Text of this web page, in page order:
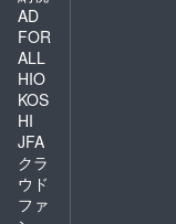
AD
FOR
ALL
HIO
KOS
HI
JFA
クラ
ウド
ファ